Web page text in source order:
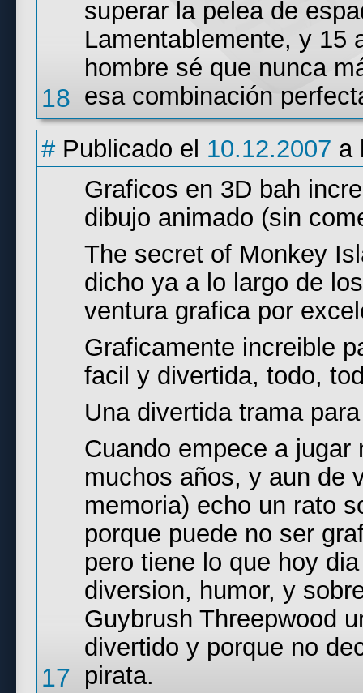
18
superar la pelea de
Lamentablemente, y 15
hombre sé que nunca
esa combinación
17
# Publicado el 10.12.2007 a
Graficos en 3D bah
dibujo animado (sin
The secret of Monkey
dicho ya a lo largo de
ventura grafica por
Graficamente increible
facil y divertida, todo,
Una divertida trama
Cuando empece a
muchos años, y aun de
memoria) echo un rato
porque puede no ser
pero tiene lo que hoy
diversion, humor, y
Guybrush Threepwood
divertido y porque no
pirata.